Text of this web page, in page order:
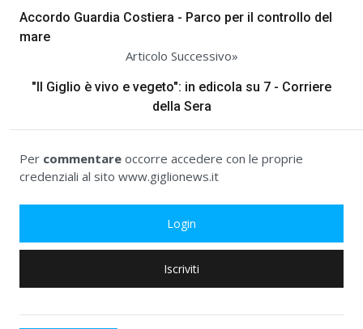
Accordo Guardia Costiera - Parco per il controllo del
mare
Articolo Successivo»
"Il Giglio è vivo e vegeto": in edicola su 7 - Corriere
della Sera
Per commentare occorre accedere con le proprie
credenziali al sito www.giglionews.it
Login
Iscriviti